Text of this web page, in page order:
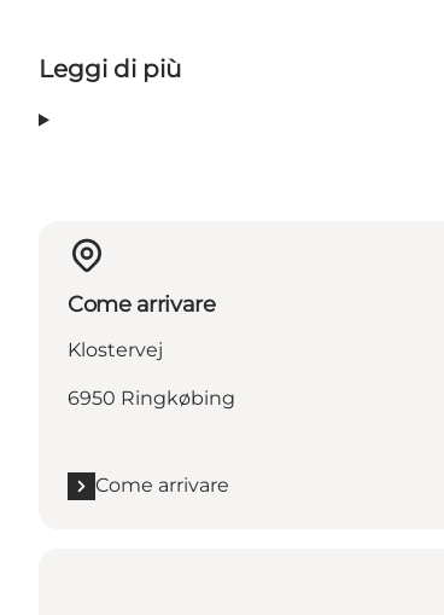
Leggi di più
Come arrivare
Klostervej
6950 Ringkøbing
Come arrivare